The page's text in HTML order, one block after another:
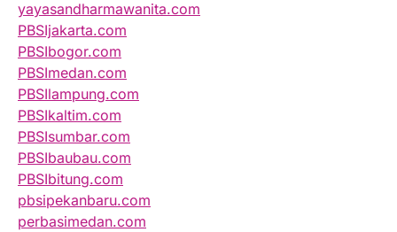
yayasandharmawanita.com
PBSIjakarta.com
PBSIbogor.com
PBSImedan.com
PBSIlampung.com
PBSIkaltim.com
PBSIsumbar.com
PBSIbaubau.com
PBSIbitung.com
pbsipekanbaru.com
perbasimedan.com